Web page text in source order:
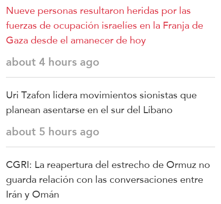
Nueve personas resultaron heridas por las
fuerzas de ocupación israelíes en la Franja de
Gaza desde el amanecer de hoy
about 4 hours ago
Uri Tzafon lidera movimientos sionistas que
planean asentarse en el sur del Líbano
about 5 hours ago
CGRI: La reapertura del estrecho de Ormuz no
guarda relación con las conversaciones entre
Irán y Omán